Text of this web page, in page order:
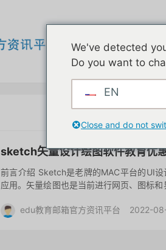
我们一直在努力
edu邮
sketch矢量设计绘图软件教育优
前言介绍 Sketch是老牌的MAC平台的UI
应用。矢量绘图也是当前进行网页、图标
edu教育邮箱官方资讯平台
2022-
We've detected
Do you want to
EN
Close and do not